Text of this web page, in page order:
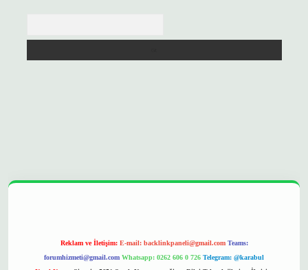
Reklam ve İletişim: E-mail: backlinkpaneli@gmail.com Teams:
forumhizmeti@gmail.com Whatsapp: 0262 606 0 726 Telegram: @karabul